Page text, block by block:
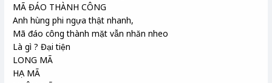
MÃ ĐÁO THÀNH CÔNG
Anh hùng phi ngựa thật nhanh,
Mã đáo công thành mặt vẫn nhăn nheo
Là gì ? Đại tiện
LONG MÃ
HẠ MÃ